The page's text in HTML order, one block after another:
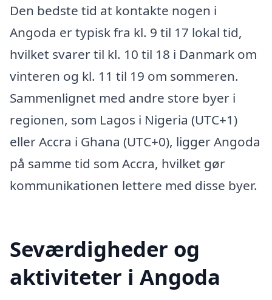
Den bedste tid at kontakte nogen i
Angoda er typisk fra kl. 9 til 17 lokal tid,
hvilket svarer til kl. 10 til 18 i Danmark om
vinteren og kl. 11 til 19 om sommeren.
Sammenlignet med andre store byer i
regionen, som Lagos i Nigeria (UTC+1)
eller Accra i Ghana (UTC+0), ligger Angoda
på samme tid som Accra, hvilket gør
kommunikationen lettere med disse byer.
Seværdigheder og
aktiviteter i Angoda